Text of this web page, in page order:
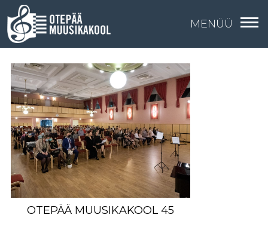
OTEPÄÄ MUUSIKAKOOL 45
MENÜÜ